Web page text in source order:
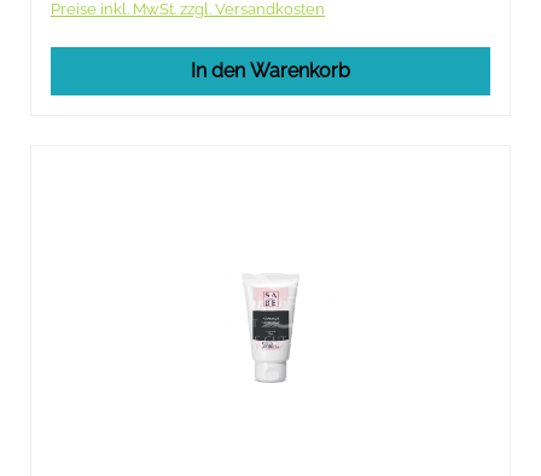
Preise inkl. MwSt. zzgl. Versandkosten
In den Warenkorb